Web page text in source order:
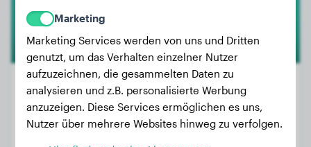
Gewicht:
Keine Daten
Marketing
Marketing Services werden von uns und Dritten
genutzt, um das Verhalten einzelner Nutzer
aufzuzeichnen, die gesammelten Daten zu
analysieren und z.B. personalisierte Werbung
anzuzeigen. Diese Services ermöglichen es uns,
Nutzer über mehrere Websites hinweg zu verfolgen.